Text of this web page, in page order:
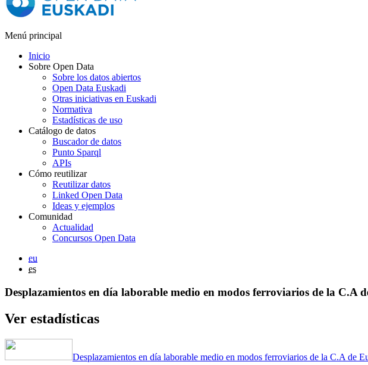
Menú principal
Inicio
Sobre Open Data
Sobre los datos abiertos
Open Data Euskadi
Otras iniciativas en Euskadi
Normativa
Estadísticas de uso
Catálogo de datos
Buscador de datos
Punto Sparql
APIs
Cómo reutilizar
Reutilizar datos
Linked Open Data
Ideas y ejemplos
Comunidad
Actualidad
Concursos Open Data
eu
es
Desplazamientos en día laborable medio en modos ferroviarios de la C.A
Ver estadísticas
Desplazamientos en día laborable medio en modos ferroviarios de la C.A de